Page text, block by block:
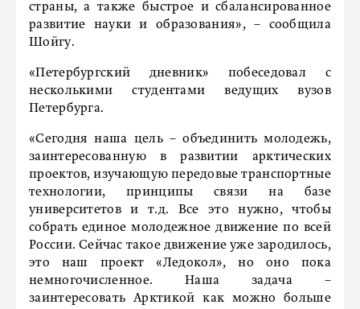
страны, а также быстрое и сбалансированное
развитие науки и образования», – сообщила
Шойгу.
«Петербургский дневник» побеседовал с
несколькими студентами ведущих вузов
Петербурга.
«Сегодня наша цель – объединить молодежь,
заинтересованную в развитии арктических
проектов, изучающую передовые транспортные
технологии, принципы связи на базе
университетов и т.д. Все это нужно, чтобы
собрать единое молодежное движение по всей
России. Сейчас такое движение уже зародилось,
это наш проект «Ледокол», но оно пока
немногочисленное. Наша задача –
заинтересовать Арктикой как можно больше